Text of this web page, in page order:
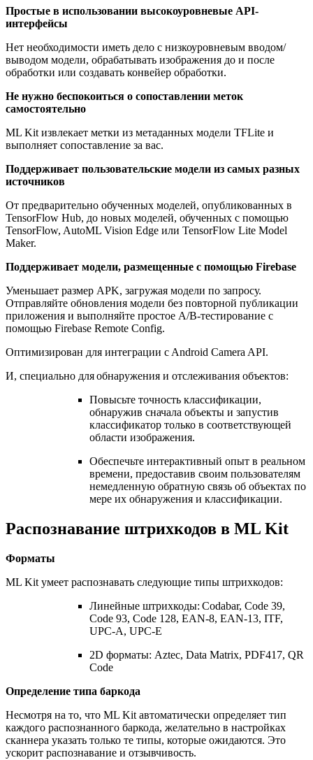
Простые в использовании высокоуровневые API-
интерфейсы
Нет необходимости иметь дело с низкоуровневым вводом/
выводом модели, обрабатывать изображения до и после
обработки или создавать конвейер обработки.
Не нужно беспокоиться о сопоставлении меток
самостоятельно
ML Kit извлекает метки из метаданных модели TFLite и
выполняет сопоставление за вас.
Поддерживает пользовательские модели из самых разных
источников
От предварительно обученных моделей, опубликованных в
TensorFlow Hub, до новых моделей, обученных с помощью
TensorFlow, AutoML Vision Edge или TensorFlow Lite Model
Maker.
Поддерживает модели, размещенные с помощью Firebase
Уменьшает размер APK, загружая модели по запросу.
Отправляйте обновления модели без повторной публикации
приложения и выполняйте простое A/B-тестирование с
помощью Firebase Remote Config.
Оптимизирован для интеграции с Android Camera API.
И, специально для обнаружения и отслеживания объектов:
Повысьте точность классификации,
обнаружив сначала объекты и запустив
классификатор только в соответствующей
области изображения.
Обеспечьте интерактивный опыт в реальном
времени, предоставив своим пользователям
немедленную обратную связь об объектах по
мере их обнаружения и классификации.
Распознавание штрихкодов в ML Kit
Форматы
ML Kit умеет распознавать следующие типы штрихкодов:
Линейные штрихкоды: Codabar, Code 39,
Code 93, Code 128, EAN-8, EAN-13, ITF,
UPC-A, UPC-E
2D форматы: Aztec, Data Matrix, PDF417, QR
Code
Определение типа баркода
Несмотря на то, что ML Kit автоматически определяет тип
каждого распознанного баркода, желательно в настройках
сканнера указать только те типы, которые ожидаются. Это
ускорит распознавание и отзывчивость.